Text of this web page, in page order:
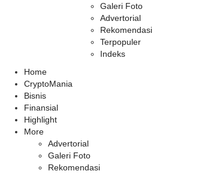
Galeri Foto
Advertorial
Rekomendasi
Terpopuler
Indeks
Home
CryptoMania
Bisnis
Finansial
Highlight
More
Advertorial
Galeri Foto
Rekomendasi